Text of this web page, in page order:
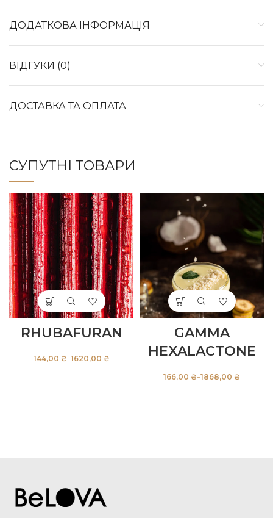
ДОДАТКОВА ІНФОРМАЦІЯ
ВІДГУКИ (0)
ДОСТАВКА ТА ОПЛАТА
СУПУТНІ ТОВАРИ
RHUBAFURAN
₴ ₴
GAMMA
HEXALACTONE
₴ ₴